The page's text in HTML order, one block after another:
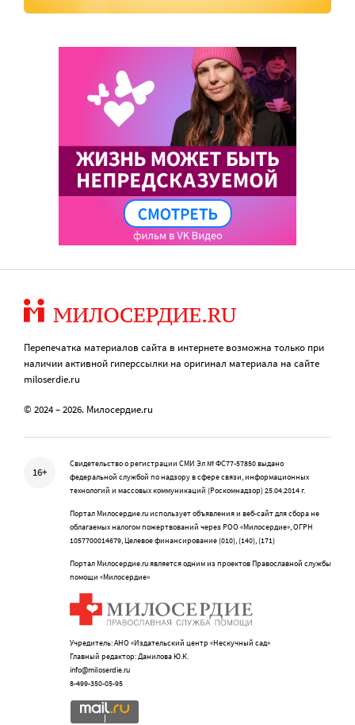
Перепечатка материалов сайта в интернете возможна только при
наличии активной гиперссылки на оригинал материала на сайте
miloserdie.ru
© 2024 – 2026. Милосердие.ru
16+
Свидетельство о регистрации СМИ Эл № ФС77-57850 выдано
федеральной службой по надзору в сфере связи, информационных
технологий и массовых коммуникаций (Роскомнадзор) 25.04.2014 г.
Портал Милосердие.ru использует объявления и веб-сайт для сбора не
облагаемых налогом пожертвований через РОО «Милосердие», ОГРН
1057700014679, Целевое финансирование (010), (140), (171)
Портал Милосердие.ru является одним из проектов Православной службы
помощи «Милосердие»
Учредитель: АНО «Издательский центр «Нескучный сад»
Главный редактор: Данилова Ю.К.
info@miloserdie.ru
8-499-350-05-95